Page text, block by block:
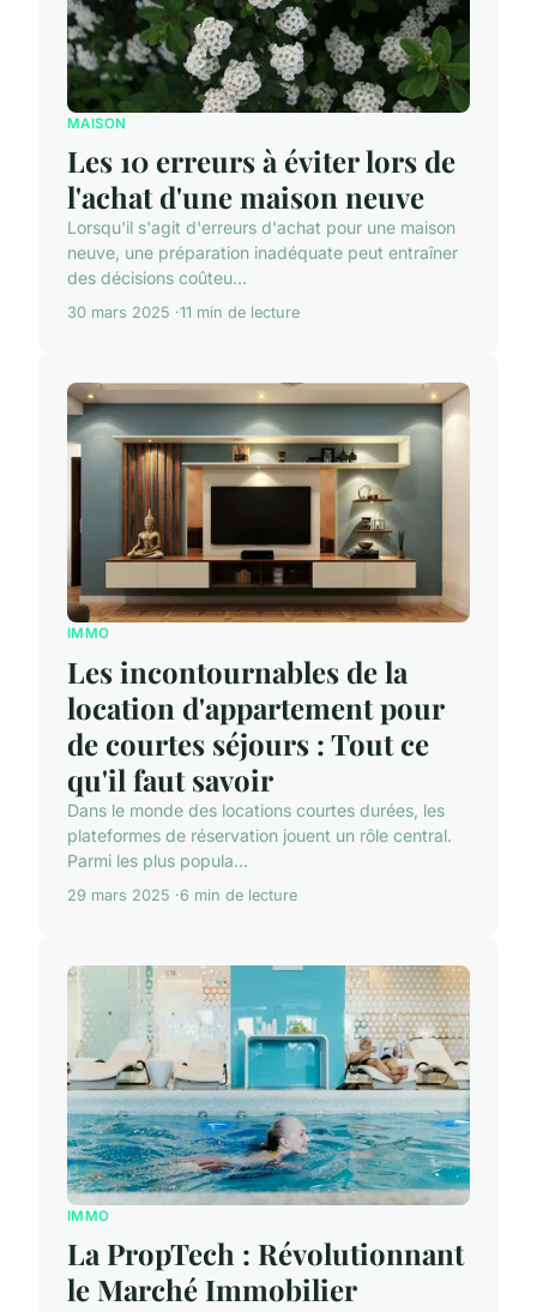
MAISON
Les 10 erreurs à éviter lors de
l'achat d'une maison neuve
Lorsqu'il s'agit d'erreurs d'achat pour une maison
neuve, une préparation inadéquate peut entraîner
des décisions coûteu...
30 mars 2025 11 min de lecture
IMMO
Les incontournables de la
location d'appartement pour
de courtes séjours : Tout ce
qu'il faut savoir
Dans le monde des locations courtes durées, les
plateformes de réservation jouent un rôle central.
Parmi les plus popula...
29 mars 2025 6 min de lecture
IMMO
La PropTech : Révolutionnant
le Marché Immobilier